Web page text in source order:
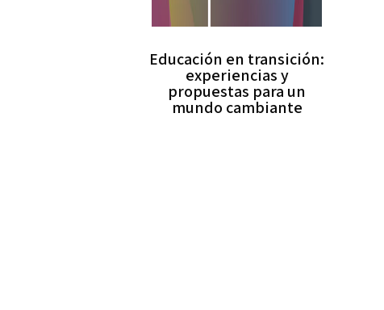
Educación en transición:
experiencias y
propuestas para un
mundo cambiante